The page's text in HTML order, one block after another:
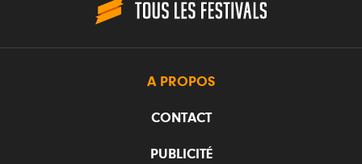
A PROPOS
CONTACT
PUBLICITÉ